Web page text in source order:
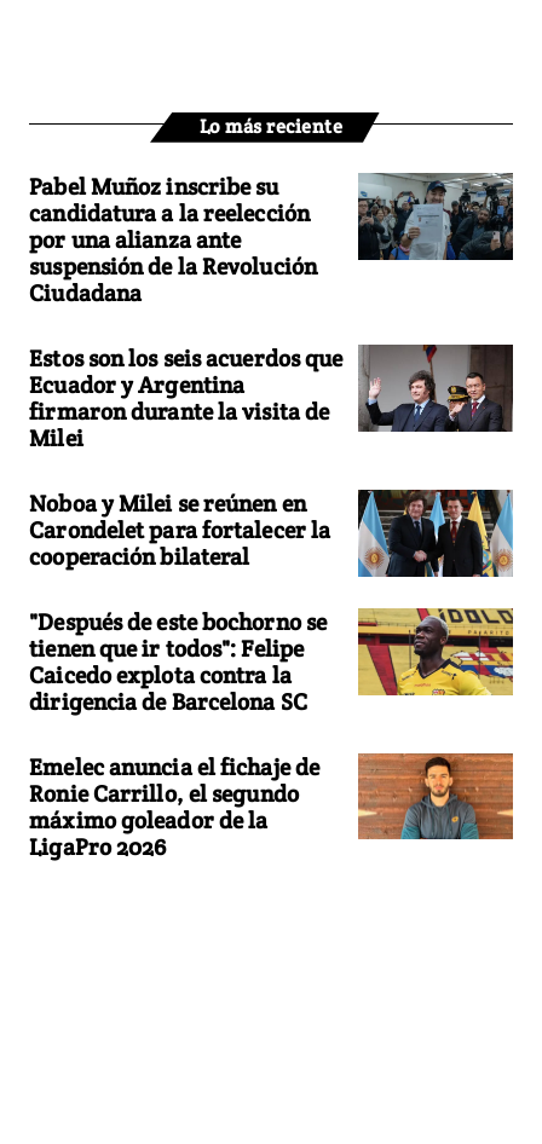
Lo más reciente
Pabel Muñoz inscribe su
candidatura a la reelección
por una alianza ante
suspensión de la Revolución
Ciudadana
Estos son los seis acuerdos que
Ecuador y Argentina
firmaron durante la visita de
Milei
Noboa y Milei se reúnen en
Carondelet para fortalecer la
cooperación bilateral
"Después de este bochorno se
tienen que ir todos": Felipe
Caicedo explota contra la
dirigencia de Barcelona SC
Emelec anuncia el fichaje de
Ronie Carrillo, el segundo
máximo goleador de la
LigaPro 2026